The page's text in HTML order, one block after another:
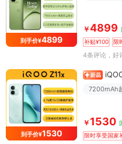
到手价¥4899
￥4899
补贴¥100
限
4条评论 ，
到手价¥1530
7200mAh
￥ 1530
限时享受国家